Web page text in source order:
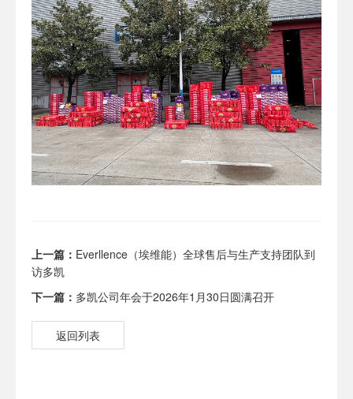
上一篇： Everllence（埃维能）全球售后与生产支持团队到
访多凯
下一篇： 多凯公司年会于2026年1月30日圆满召开
返回列表